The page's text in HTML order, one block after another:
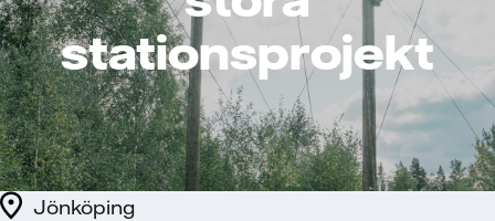
stationsprojekt
Jönköping